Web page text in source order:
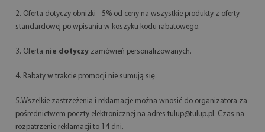
2. Oferta dotyczy obniżki - 5% od ceny na wszystkie produkty z oferty
standardowej po wpisaniu w koszyku kodu rabatowego.
3. Oferta nie dotyczy zamówień personalizowanych.
4. Rabaty w trakcie promocji nie sumują się.
5.Wszelkie zastrzeżenia i reklamacje można wnosić do organizatora za
pośrednictwem poczty elektronicznej na adres tulup@tulup.pl . Czas na
rozpatrzenie reklamacji to 14 dni.